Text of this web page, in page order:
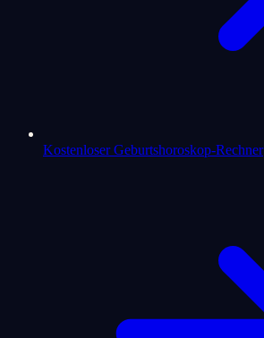
Kostenloser Geburtshoroskop-Rechner